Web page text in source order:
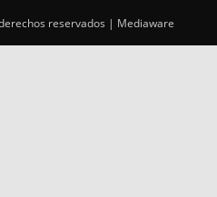
reservados | Mediaware